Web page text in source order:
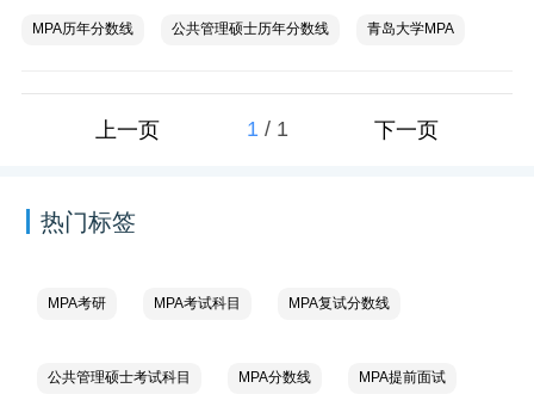
MPA历年分数线 公共管理硕士历年分数线 青岛大学MPA
上一页 1 / 1 下一页
热门标签
MPA考研 MPA考试科目 MPA复试分数线
公共管理硕士考试科目 MPA分数线 MPA提前面试